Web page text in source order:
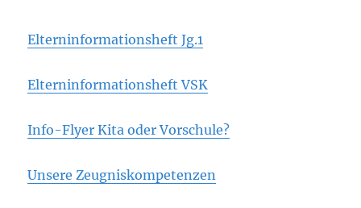
Elterninformationsheft Jg.1
Elterninformationsheft VSK
Info-Flyer Kita oder Vorschule?
Unsere Zeugniskompetenzen